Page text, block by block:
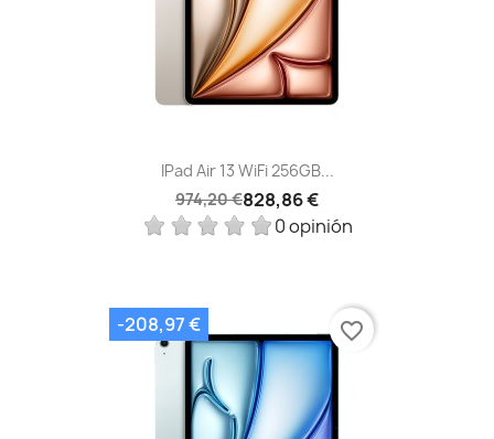
IPad Air 13 WiFi 256GB...
974,20 €828,86 €
0 opinión
-208,97 € favorite_border